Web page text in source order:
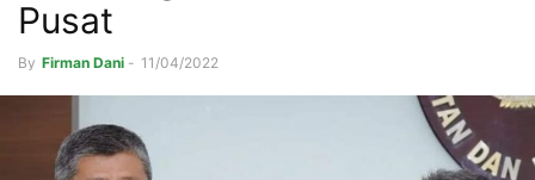
Pusat
By Firman Dani - 11/04/2022